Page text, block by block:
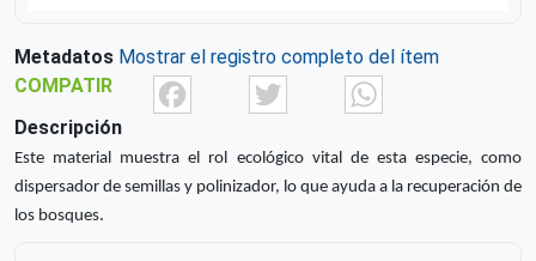
Metadatos Mostrar el registro completo del ítem
COMPATIR
FacebookTwitter
Descripción
Este material muestra el rol ecológico vital de esta especie, como
dispersador de semillas y polinizador, lo que ayuda a la recuperación de
los bosques.